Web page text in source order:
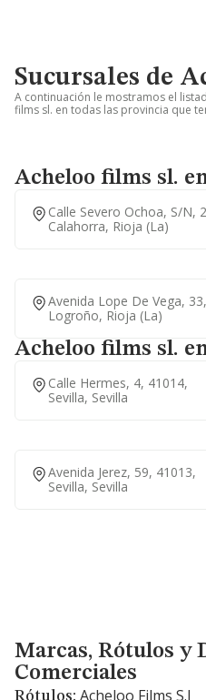
Sucursales de
A continuación le mostramos el
films sl. en todas las provincia que
Acheloo films sl.
Calle Severo Ochoa, S/n,
Calahorra, Rioja (la)
Avenida Lope De Vega,
Logroño, Rioja (la)
Acheloo films sl.
Calle Hermes, 4, 41014,
Sevilla, Sevilla
Avenida Jerez, 59, 41013,
Sevilla, Sevilla
Marcas, Rótulos y
Marcas, Rótulos y
Comerciales
Rótulos: Acheloo Films S.l